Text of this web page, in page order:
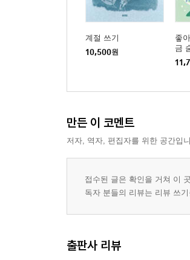
계절 쓰기
10,500원
좋
금
만든 이 코멘트
저자, 역자, 편집자를 위한 공간입
접수된 글은 확인을 거쳐 이
독자 분들의 리뷰는 리뷰 쓰
출판사 리뷰